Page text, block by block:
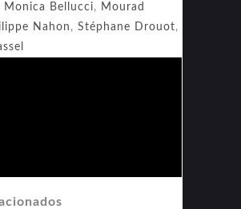
Monica Bellucci, Mourad
Nahon , Stéphane Drouot,